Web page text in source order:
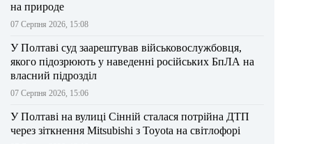
на природе
07 Серпня 2026, 15:08
У Полтаві суд заарештував військовослужбовця,
якого підозрюють у наведенні російських БпЛА на
власний підрозділ
07 Серпня 2026, 15:06
У Полтаві на вулиці Сінній сталася потрійна ДТП
через зіткнення Mitsubishi з Toyota на світлофорі